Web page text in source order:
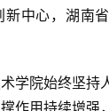
中心，湖南
学院始终坚持
作用持续增强